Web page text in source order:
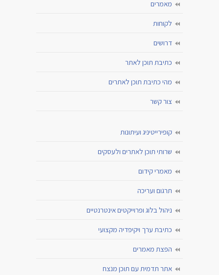
מאמרים
לקוחות
דרושים
כתיבת תוכן לאתר
מהי כתיבת תוכן לאתרים
צור קשר
קופירייטיניג ועיתונות
שרותי תוכן לאתרים ולעסקים
מאמרי קידום
תרגום ועריכה
ניהול בלוג ופרוייקטים אינטרנטיים
כתיבת ערך ויקיפדיה מקצועי
הפצת מאמרים
אתר תדמית עם תוכן מנצח